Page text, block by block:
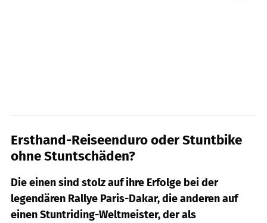
Ersthand-Reiseenduro oder Stuntbike
ohne Stuntschäden?
Die einen sind stolz auf ihre Erfolge bei der
legendären Rallye Paris-Dakar, die anderen auf
einen Stuntriding-Weltmeister, der als